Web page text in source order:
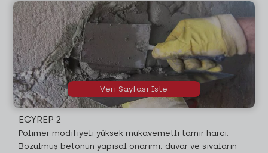
EGYREP 2
Polimer modifiyeli yüksek mukavemetli tamir harcı.
Bozulmuş betonun yapısal onarımı, duvar ve sıvaların
Veri Sayfası İste